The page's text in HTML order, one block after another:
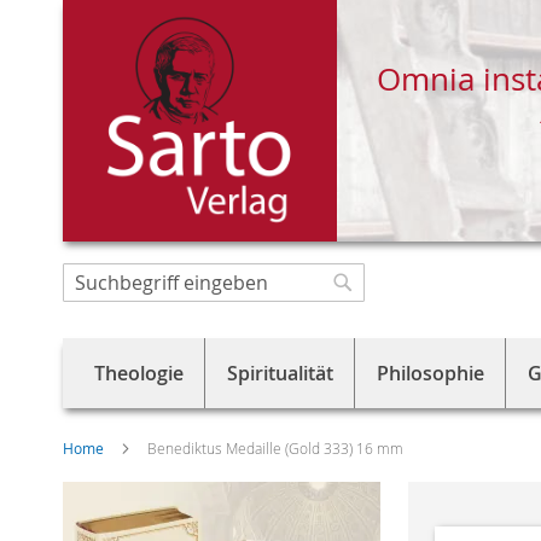
Direkt
zum
Omnia
Suche
Theologie Spiritualität Philosophie
Home Benediktus Medaille (Gold 333) 16 mm